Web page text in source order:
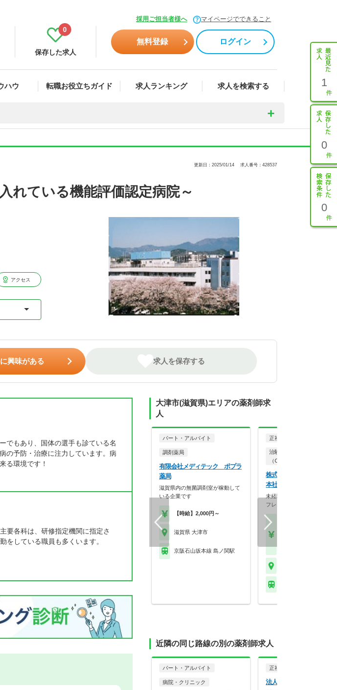
採用ご担当者様へ マイページでできること
保存した求人
0
無料登録 ログイン
ハウ 転職お役立ちガイド 求人ランキング 求人を検索する 1
0
0
更新日：2025/01/14 求人番号：428537
れている機能評価認定病院～
アクセス
興味がある 求人を保存する
でもあり、国体の選手も診ている名
の予防・治療に注力しています。病
る環境です！
要各科は、研修指定機関に指定さ
をしている職員も多くいます。
大津市(滋賀県)エリアの薬剤師求
人
パート・アルバイト
調剤薬局
有限会社メディテック ポプラ
薬局
滋賀県内の無菌調剤室が稼動して
いる企業です
【時給】2,000円～
滋賀県 大津市
京阪石山坂本線 島ノ関駅
正社員
治験コーディネーター
（CRC）
株式会社アイロム IR 名
本社
未経験歓迎／安心の働きやす
フレックス勤務有／土…
近隣の同じ路線の別の薬剤師求人
パート・アルバイト
病院・クリニック
正社員
法人名非公開